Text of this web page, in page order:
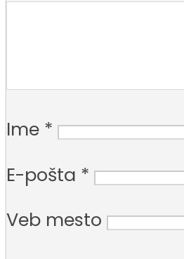
Ime *
E-pošta *
Veb mesto